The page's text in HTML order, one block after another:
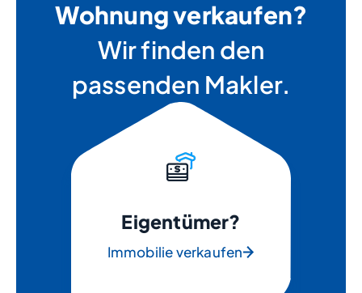
Wohnung verkaufen?
Wir finden den
passenden Makler.
Eigentümer?
Immobilie verkaufen